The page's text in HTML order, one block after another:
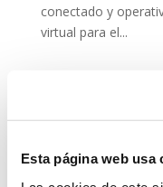
Esta página web usa
conectado y
virtual para el...
segura en altura